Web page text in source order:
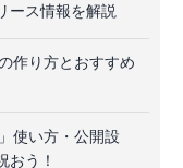
ース情報を解説
作り方とおすすめ
使い方・公開設
う！